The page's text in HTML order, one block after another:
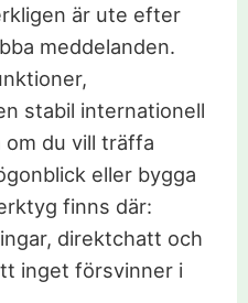
är ute efter
meddelanden.
stabil internationell
om du vill träffa
eller bygga
finns där:
direktchatt och
inget försvinner i